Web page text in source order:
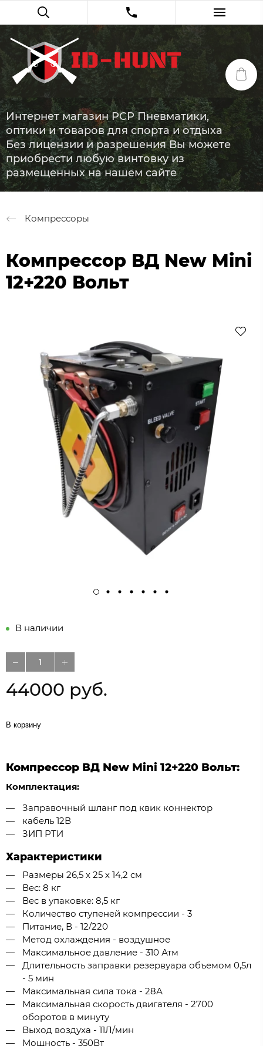
Интернет магазин PCP Пневматики,
оптики и товаров для спорта и отдыха
Без лицензии и разрешения Вы можете
приобрести любую винтовку из
размещенных на нашем сайте
Компрессоры
Компрессор ВД New Mini
12+220 Вольт
В наличии
44000 руб.
В корзину
Компрессор ВД New Mini 12+220 Вольт:
Комплектация:
Заправочный шланг под квик коннектор
кабель 12В
ЗИП РТИ
Характеристики
Размеры 26,5 х 25 х 14,2 см
Вес: 8 кг
Вес в упаковке: 8,5 кг
Количество ступеней компрессии - 3
Питание, В - 12/220
Метод охлаждения - воздушное
Максимальное давление - 310 Атм
Длительность заправки резервуара объемом 0,5л
- 5 мин
Максимальная сила тока - 28А
Максимальная скорость двигателя - 2700
оборотов в минуту
Выход воздуха - 11Л/мин
Мощность - 350Вт